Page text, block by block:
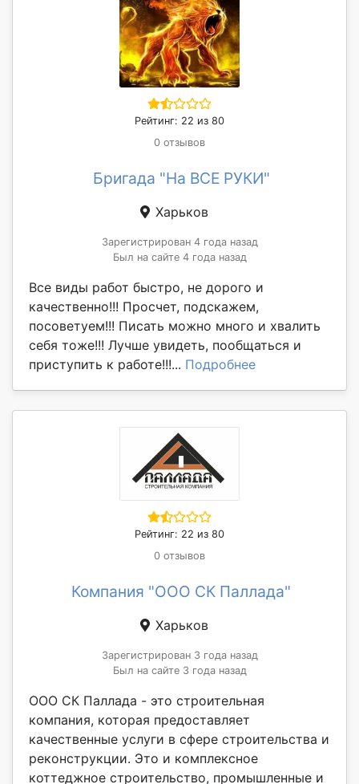
Рейтинг: 22 из 80
0 отзывов
Бригада "На ВСЕ РУКИ"
Харьков
Зарегистрирован 4 года назад
Был на сайте 4 года назад
Все виды работ быстро, не дорого и
качественно!!! Просчет, подскажем,
посоветуем!!! Писать можно много и хвалить
себя тоже!!! Лучше увидеть, пообщаться и
приступить к работе!!!... Подробнее
Рейтинг: 22 из 80
0 отзывов
Компания "ООО СК Паллада"
Харьков
Зарегистрирован 3 года назад
Был на сайте 3 года назад
ООО СК Паллада - это строительная
компания, которая предоставляет
качественные услуги в сфере строительства и
реконструкции. Это и комплексное
коттеджное строительство, промышленные и